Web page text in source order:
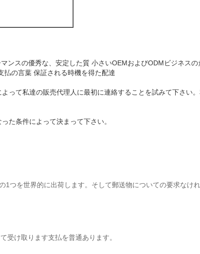
ンスの優秀な、安定した質 小さいOEMおよびODMビジネス
払の言葉 保証される時機を得た配達
よって私達の販売代理人に最初に連絡することを試みて下さい
た条件によって決まって下さい。
つを世界的に出荷します。そして郵送物についての要求なけ
受け取ります支払を普通あります。